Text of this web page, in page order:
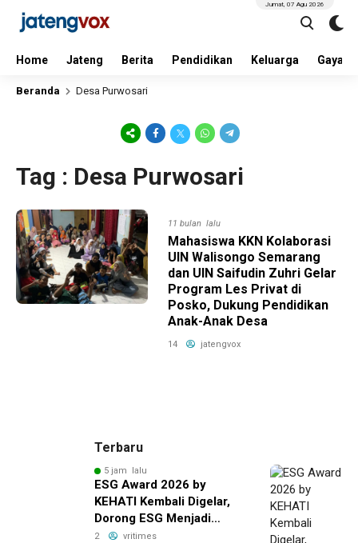
Home Jateng Berita Pendidikan Keluarga Gaya
Jumat, 07 Agu 2026
Beranda Desa Purwosari
Tag : Desa Purwosari
11 bulan lalu
Mahasiswa KKN Kolaborasi
UIN Walisongo Semarang
dan UIN Saifudin Zuhri Gelar
Program Les Privat di
Posko, Dukung Pendidikan
Anak-Anak Desa
14 jatengvox
Terbaru
5 jam lalu
ESG Award 2026 by
KEHATI Kembali Digelar,
Dorong ESG Menjadi
Standar Baru Daya Saing
2 vritimes